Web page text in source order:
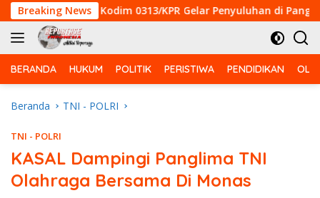
Langsung
ke
konten
Breaking News
ke-129 Kodim 0313/KPR Gelar Penyuluhan di Pangkalan
BERANDA HUKUM POLITIK PERISTIWA PENDIDIKAN
Beranda TNI - POLRI
TNI - POLRI
KASAL Dampingi Panglima TNI
Olahraga Bersama Di Monas